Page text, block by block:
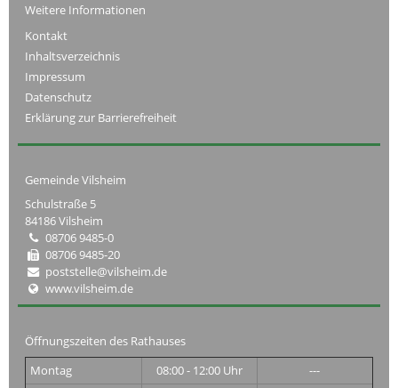
Weitere Informationen
Kontakt
Inhaltsverzeichnis
Impressum
Datenschutz
Erklärung zur Barrierefreiheit
Gemeinde Vilsheim
Schulstraße 5
84186 Vilsheim
08706 9485-0
08706 9485-20
poststelle@vilsheim.de
www.vilsheim.de
Öffnungszeiten des Rathauses
Montag
08:00 - 12:00 Uhr
---